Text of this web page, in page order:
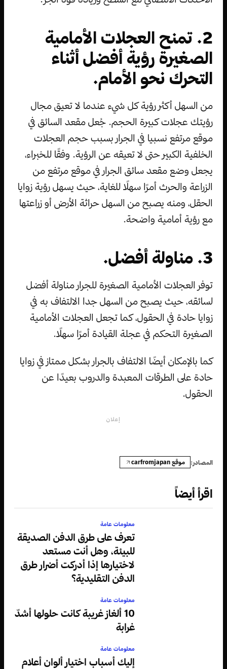
2. تمنح العجلات الأمامية
الصغيرة رؤية أفضل أثناء
التحرك نحو الأمام.
من السهل أكثر رؤية كل شيء عندما لا تعيق مجال
رؤيتك عجلات كبيرة الحجم. جُعل مقعد السائق في
موقع مرتفع نسبيا في الجرار بسبب حجم العجلات
الخلفية الكبير حتى لا تعيقه عن الرؤية. وفقًا للخبراء،
يجعل وضع مقعد سائق الجرار في موقع مرتفع من
الزراعة والحرث أمرًا سهلًا للغاية، حيث يسهل رؤية زوايا
الحقل، ومنه يصبح من السهل حراثة الأرض أو زراعتها
مع رؤية أمامية واضحة.
3. مناولة أفضل.
توفر العجلات الأمامية الصغيرة للجرار مناولة أفضل
لسائقه، حيث يصبح من السهل جدا الالتفاف به في
زوايا حادة في الحقول، كما تجعل العجلات الأمامية
الصغيرة التحكم في عجلة القيادة أمرًا سهلًا.
كما بالإمكان أيضًا الالتفاف بالجرار بشكل ممتاز في زوايا
حادة على الطرقات المعبدة والدروب بعيدًا عن
الحقول.
إعلان
المصادر: موقع carfromjapan
اقرأ أيضاً
معلومات عامة
تعرف على طرق الدفن الصديقة
للبيئة، وهل أنت مستعد
لاختيارها إذا أدركت أضرار طرق
الدفن التقليدية؟
معلومات عامة
10 ألغاز غريبة كانت حلولها أشدّ
غرابة
معلومات عامة
إليك أسباب اختيار ألوان أعلام